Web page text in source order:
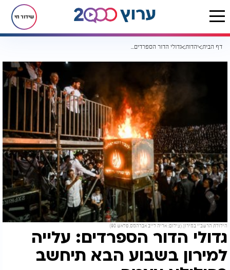
שידור חי
דף הבית יהדות גדולי הדור הספרדים: עלייה למירון בשבוע הבא תיחשב כהילולא עצמה
הילולת הרשב"י במירון. (צילום: אריה לייב אברהמס, פלאש 90)
גדולי הדור הספרדים: עלייה
למירון בשבוע הבא תיחשב